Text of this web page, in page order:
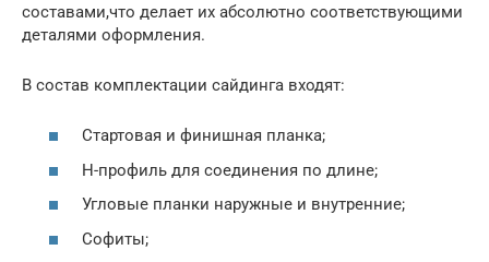
составами,что делает их абсолютно соответствующими
деталями оформления.
В состав комплектации сайдинга входят:
Стартовая и финишная планка;
Н-профиль для соединения по длине;
Угловые планки наружные и внутренние;
Софиты;